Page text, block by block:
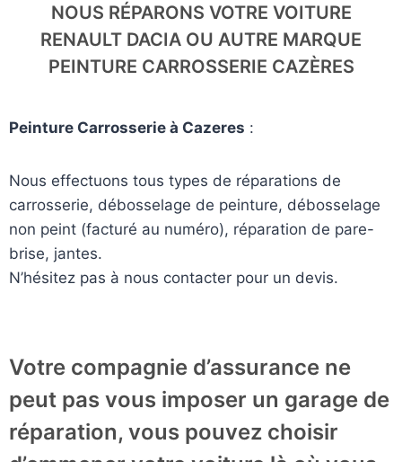
NOUS RÉPARONS VOTRE VOITURE
RENAULT DACIA OU AUTRE MARQUE
PEINTURE CARROSSERIE CAZÈRES
Peinture Carrosserie à Cazeres :
Nous effectuons tous types de réparations de
carrosserie, débosselage de peinture, débosselage
non peint (facturé au numéro), réparation de pare-
brise, jantes.
N’hésitez pas à nous contacter pour un devis.
Votre compagnie d’assurance ne
peut pas vous imposer un garage de
réparation, vous pouvez choisir